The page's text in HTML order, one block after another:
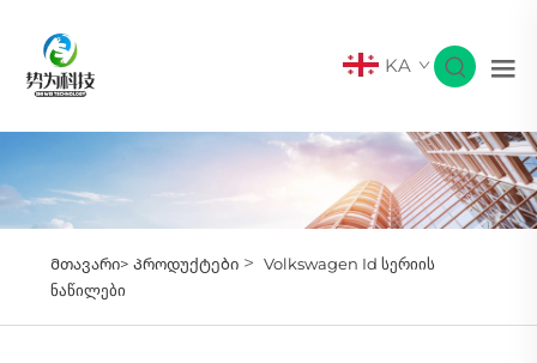
KA
Მთავარი> Პროდუქტები> Volkswagen Id სერიის
ნაწილები